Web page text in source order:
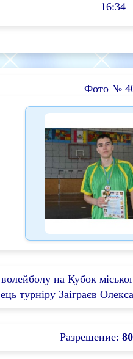
16:34
Фото №
на Кубок
турніру Заіграєв
Разрешение: